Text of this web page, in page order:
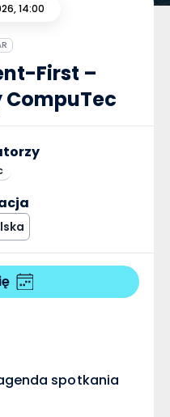
14:00
First –
spotkania